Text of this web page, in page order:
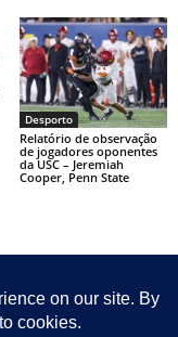
Desporto
Relatório de observação
de jogadores oponentes
da USC – Jeremiah
Cooper, Penn State